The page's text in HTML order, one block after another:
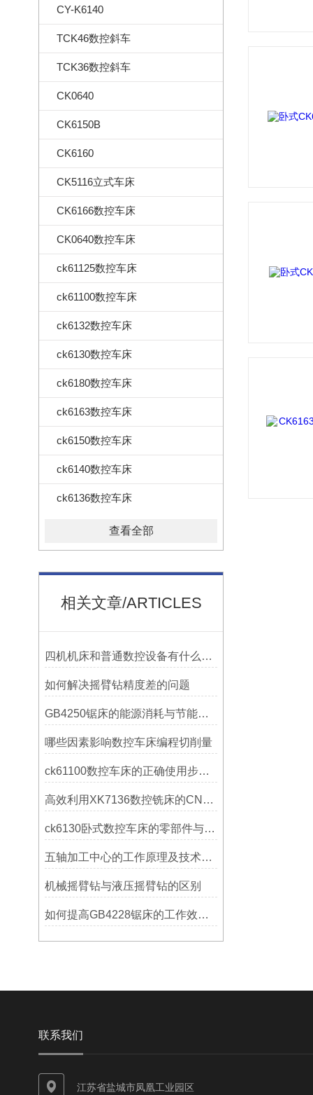
CY-K6140
TCK46数控斜车
TCK36数控斜车
CK0640
CK6150B
CK6160
CK5116立式车床
CK6166数控车床
CK0640数控车床
ck61125数控车床
ck61100数控车床
ck6132数控车床
ck6130数控车床
ck6180数控车床
ck6163数控车床
ck6150数控车床
ck6140数控车床
ck6136数控车床
查看全部
相关文章/ARTICLES
四机机床和普通数控设备有什么区别？
如何解决摇臂钻精度差的问题
GB4250锯床的能源消耗与节能措施
哪些因素影响数控车床编程切削量
ck61100数控车床的正确使用步骤是什么？
高效利用XK7136数控铣床的CNC系统？
ck6130卧式数控车床的零部件与配置解析
五轴加工中心的工作原理及技术优势
机械摇臂钻与液压摇臂钻的区别
如何提高GB4228锯床的工作效率？
联系我们
江苏省盐城市凤凰工业园区